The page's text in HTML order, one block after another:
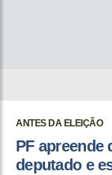
ANTES DA ELEIÇÃO
PF
deputado e